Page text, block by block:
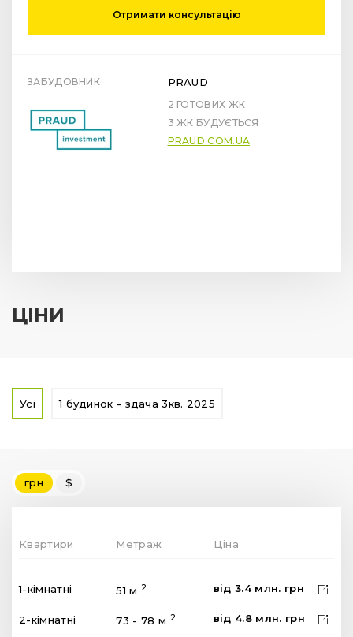
Отримати консультацію
ЗАБУДОВНИК PRAUD
2 ГОТОВИХ ЖК
3 ЖК БУДУЄТЬСЯ
PRAUD.COM.UA
ЦІНИ
Усі 1 будинок - здача 3кв. 2025
грн $
Квартири Метраж Ціна
1-кімнатні 51 м 2 від 3.4 млн. грн
2-кімнатні 73 - 78 м 2 від 4.8 млн. грн